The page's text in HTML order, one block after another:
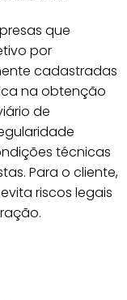
que
por
cadastradas
na obtenção
de
técnicas
Para o cliente,
riscos legais